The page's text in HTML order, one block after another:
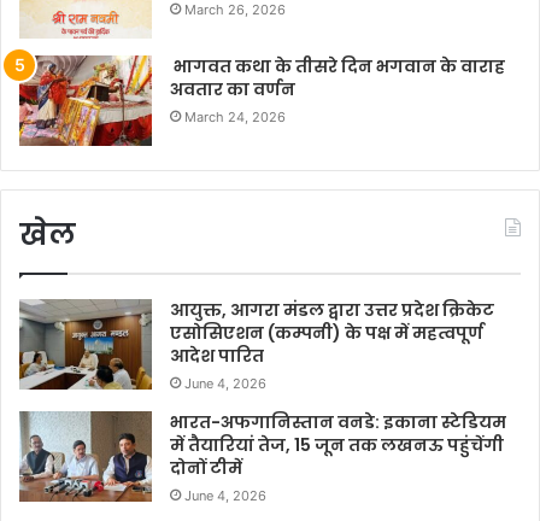
March 26, 2026
भागवत कथा के तीसरे दिन भगवान के वाराह
अवतार का वर्णन
March 24, 2026
खेल
आयुक्त, आगरा मंडल द्वारा उत्तर प्रदेश क्रिकेट
एसोसिएशन (कम्पनी) के पक्ष में महत्वपूर्ण
आदेश पारित
June 4, 2026
भारत-अफगानिस्तान वनडे: इकाना स्टेडियम
में तैयारियां तेज, 15 जून तक लखनऊ पहुंचेंगी
दोनों टीमें
June 4, 2026